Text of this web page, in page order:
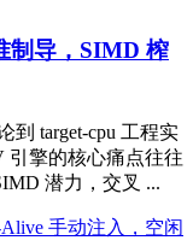
制导，SIMD 榨
到 target-cpu 工程实
引擎的核心痛点往往
潜力，交叉 ...